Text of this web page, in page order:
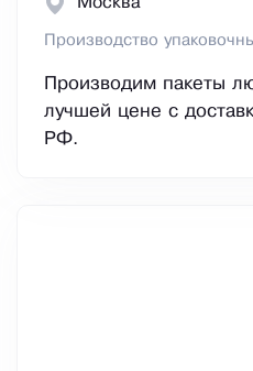
Производство
Производим пакеты
лучшей цене с
РФ.